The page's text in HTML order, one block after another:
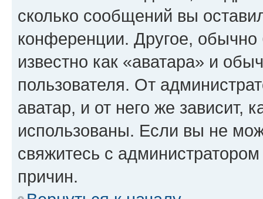
сколько сообщений вы
конференции. Другое,
известно как «аватара» и
пользователя. От
аватар, и от него же зависит,
использованы. Если вы не
свяжитесь с
причин.